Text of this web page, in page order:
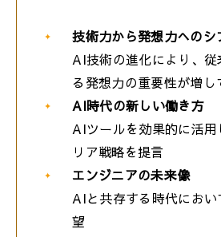
技術力から発想力へのシ
AI技術の進化により、
る発想力の重要性が増し
AI時代の新しい働き方
AIツールを効果的に活
リア戦略を提言
エンジニアの未来像
AIと共存する時代にお
望